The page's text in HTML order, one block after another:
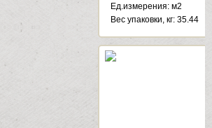
Ед.измерения: м2
Веc упаковки, кг: 35.44